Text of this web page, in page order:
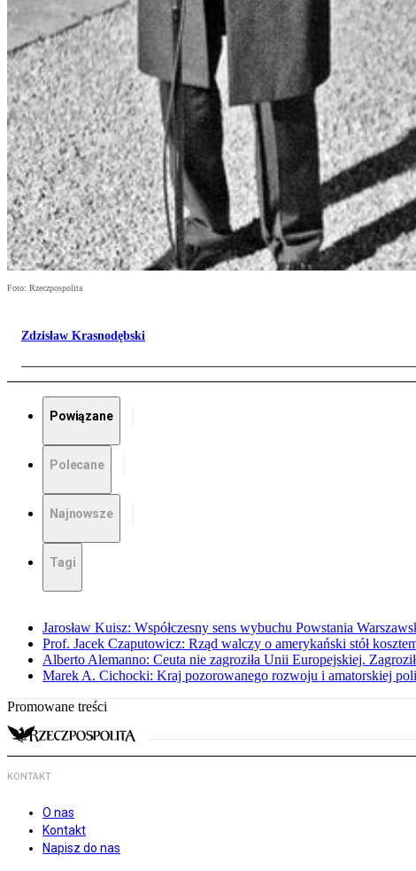
Foto: Rzeczpospolita
Zdzisław Krasnodębski
Powiązane
Polecane
Najnowsze
Tagi
Jarosław Kuisz: Współczesny sens wybuchu Powstania
Prof. Jacek Czaputowicz: Rząd walczy o amerykański stół
Alberto Alemanno: Ceuta nie zagroziła Unii Europejskiej.
Marek A. Cichocki: Kraj pozorowanego rozwoju i amatorskiej
Promowane treści
KONTAKT
O nas
Kontakt
Napisz do nas